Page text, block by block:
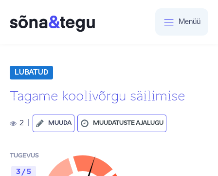
Menüü
LUBATUD
Tagame koolivõrgu säilimise
2 MUUDA MUUDATUSTE AJALUGU
TUGEVUS
3 / 5